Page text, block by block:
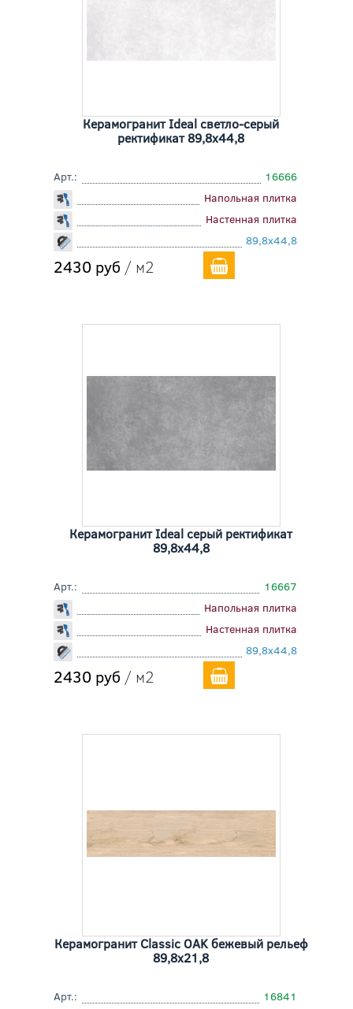
Керамогранит Ideal светло-серый
ректификат 89,8x44,8
Арт.:
16666
Напольная плитка
Настенная плитка
89,8x44,8
2430 руб / м2
Керамогранит Ideal серый ректификат
89,8x44,8
Арт.:
16667
Напольная плитка
Настенная плитка
89,8x44,8
2430 руб / м2
Керамогранит Classic OAK бежевый рельеф
89,8x21,8
Арт.:
16841